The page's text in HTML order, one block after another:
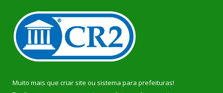
Muito mais que criar site ou sistema para prefeituras!